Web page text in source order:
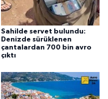
Sahilde servet bulundu:
Denizde sürüklenen
çantalardan 700 bin avro
çıktı